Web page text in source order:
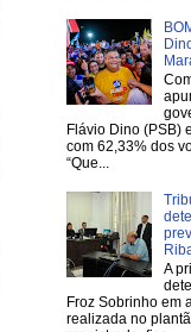
Flávio Dino (PSB)
com 62,33% dos
“Que...
A
Froz Sobrinho em
realizada no